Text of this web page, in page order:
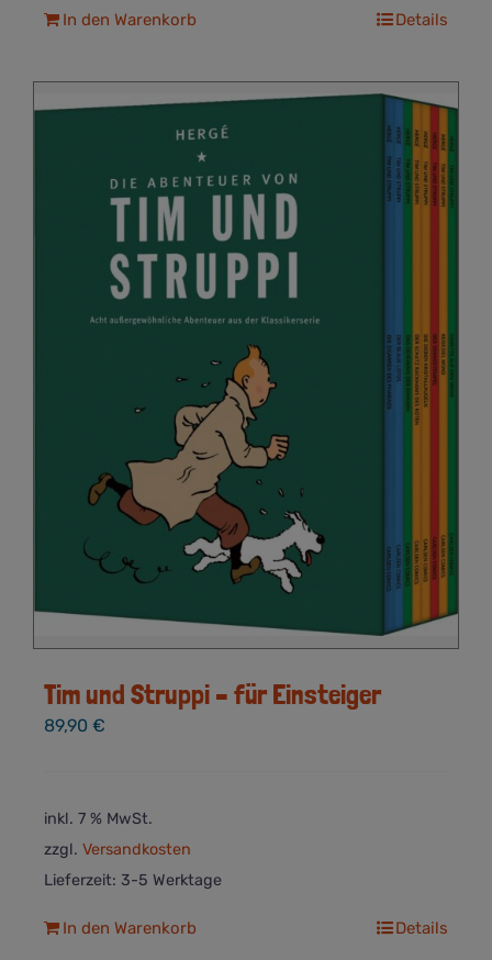
In den Warenkorb Details
Tim und Struppi – für Einsteiger
89,90 €
inkl. 7 % MwSt.
zzgl. Versandkosten
Lieferzeit: 3-5 Werktage
In den Warenkorb Details